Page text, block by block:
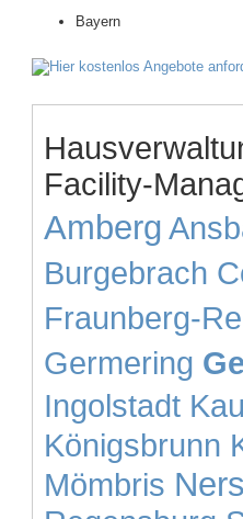
Bayern
Facility-
Amberg
Burgebrach
Fraunberg-
Germering
Ingolstadt
Königsbrunn
Mömbris